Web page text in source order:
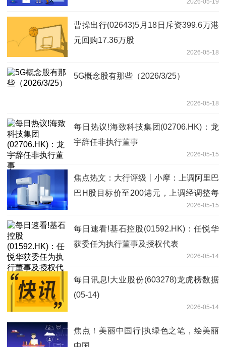
2026-05-19
曹操出行(02643)5月18日斥资399.6万港
元回购17.36万股
2026-05-18
5G概念股有那些（2026/3/25）
2026-05-18
每日热议!海致科技集团(02706.HK)：龙
宇辞任非执行董事
2026-05-15
焦点热文：大行评级丨小摩：上调阿里巴
巴H股目标价至200港元，上调经调整每
2026-05-15
每日速看!基石控股(01592.HK)：任悦华
获委任为执行董事及授权代表
2026-05-14
每日讯息!大业股份(603278)龙虎榜数据
(05-14)
2026-05-14
焦点！美丽中国行|执绿色之笔，绘美丽